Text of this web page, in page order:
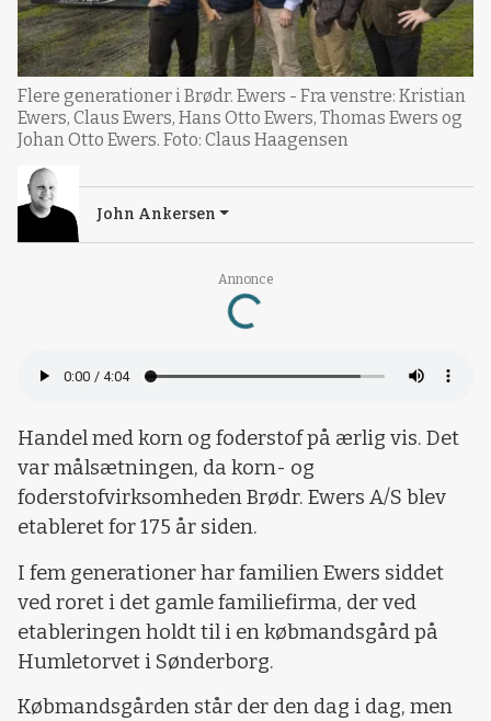
Annonce
Loading...
Flere generationer i Brødr. Ewers - Fra venstre: Kristian
Ewers, Claus Ewers, Hans Otto Ewers, Thomas Ewers og
Johan Otto Ewers. Foto: Claus Haagensen
John Ankersen
Handel med korn og foderstof på ærlig vis. Det
var målsætningen, da korn- og
foderstofvirksomheden Brødr. Ewers A/S blev
etableret for 175 år siden.
I fem generationer har familien Ewers siddet
ved roret i det gamle familiefirma, der ved
etableringen holdt til i en købmandsgård på
Humletorvet i Sønderborg.
Købmandsgården står der den dag i dag, men